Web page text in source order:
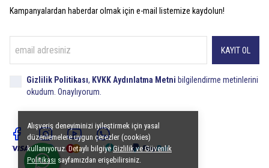
Alışveriş deneyiminizi iyileştirmek için yasal
düzenlemelere uygun çerezler (cookies)
kullanıyoruz. Detaylı bilgiyeGizlilik ve Güvenlik
Politikası sayfamızdan erişebilirsiniz.
Kampanyalardan haberdar olmak için e-mail listemize kaydolun!
KAYIT OL
Gizlilik Politikası, KVKK Aydınlatma Metni bilgilendirme metinlerini
okudum. Onaylıyorum.